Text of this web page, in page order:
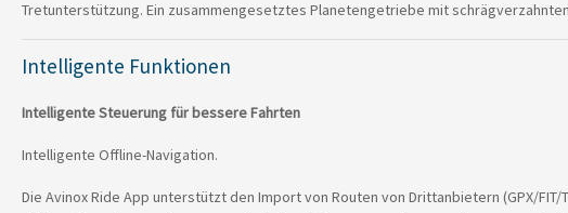
Tretunterstützung. Ein zusammengesetztes Planetengetriebe mit
Intelligente Funktionen
Intelligente Steuerung für bessere Fahrten
Intelligente Offline-Navigation.
Die Avinox Ride App unterstützt den Import von Routen von Drittanbietern (GPX/